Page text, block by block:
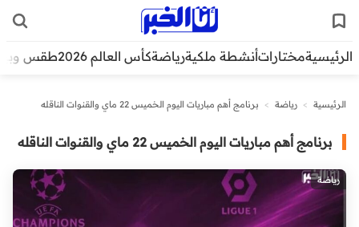
الرئيسيةمختاراتأنشطة ملكيةرياضةكأس العالم 2026 طقس
الرئيسية > رياضة > برنامج أهم مباريات اليوم الخميس 22 ماي والقنوات الناقله
برنامج أهم مباريات اليوم الخميس 22 ماي والقنوات الناقله
رياضة